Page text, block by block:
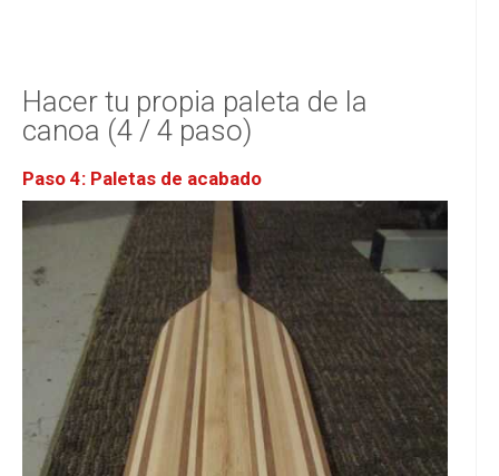
Hacer tu propia paleta de la
canoa (4 / 4 paso)
Paso 4: Paletas de acabado